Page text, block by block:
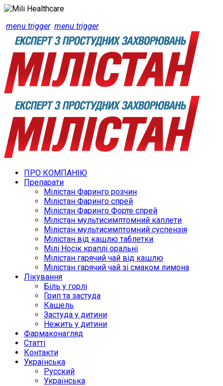
menu trigger menu trigger
ПРО КОМПАНІЮ
Препарати
Мілістан Фаринго розчин
Мілістан Фаринго спрей
Мілістан Фаринго Форте спрей
Мілістан мультисимптомний каплети
Мілістан мультисимптомний суспензія
Мілістан від кашлю таблетки
Мілі Носік краплі оральні
Мілістан гарячий чай від кашлю
Мілістан гарячий чай зі смаком лимона
Лікування
Біль у горлі
Грип та застуда
Кашель
Застуда у дитини
Нежить у дитини
Фармаконагляд
Статті
Контакти
Українська
Русский
Українська